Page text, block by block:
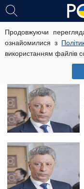
Продовжуючи
ознайомилися з
використанням файлів